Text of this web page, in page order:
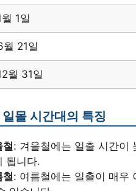
1일
21일
월 31일
몰 시간대의 특징
철: 겨울철에는 일출 시간이
됩니다.
철: 여름철에는 일출이 매우